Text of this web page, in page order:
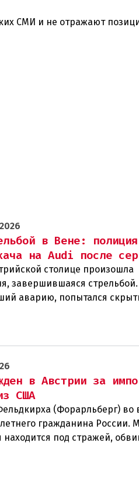
СМИ и не отражают
в Вене: полиция
на Audi после
столице произошла
завершившаяся стрельбой.
аварию, попытался
несколько новых
в Австрии за
США
(Форарльберг) во
гражданина России.
под стражей,